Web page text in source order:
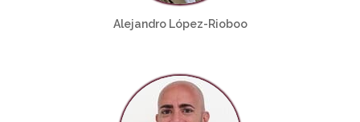
Alejandro López-Rioboo